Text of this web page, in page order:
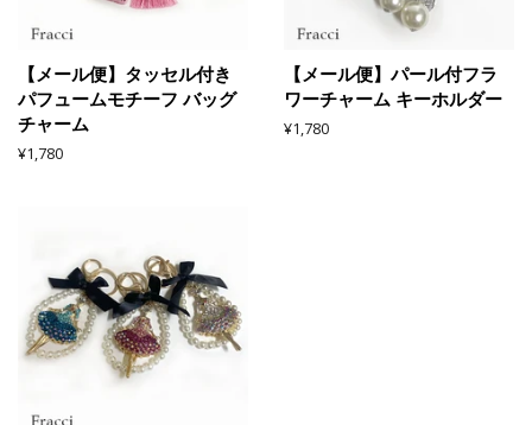
【メール便】タッセル付き
パフュームモチーフ バッグ
チャーム
通
¥1,780
【メール便】パール付フラ
ワーチャーム キーホルダー
通
¥1,780